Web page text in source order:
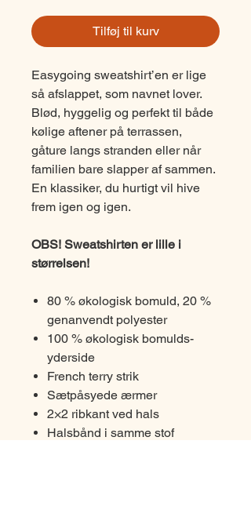
Tilføj til kurv
Easygoing sweatshirt’en er lige
så afslappet, som navnet lover.
Blød, hyggelig og perfekt til både
kølige aftener på terrassen,
gåture langs stranden eller når
familien bare slapper af sammen.
En klassiker, du hurtigt vil hive
frem igen og igen.
OBS! Sweatshirten er lille i
størrelsen!
80 % økologisk bomuld, 20 %
genanvendt polyester
100 % økologisk bomulds-
yderside
French terry strik
Sætpåsyede ærmer
2×2 ribkant ved hals
Halsbånd i samme stof